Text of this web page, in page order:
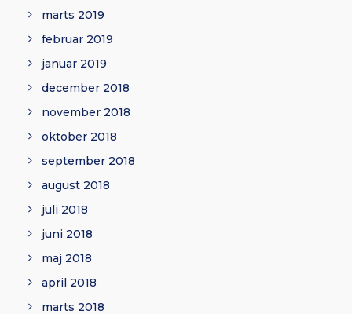
marts 2019
februar 2019
januar 2019
december 2018
november 2018
oktober 2018
september 2018
august 2018
juli 2018
juni 2018
maj 2018
april 2018
marts 2018